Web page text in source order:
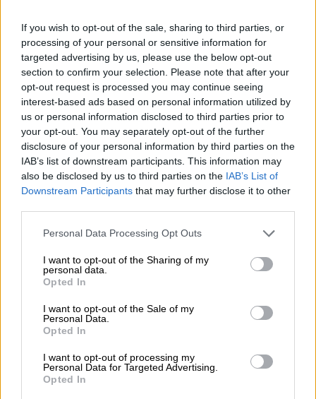
If you wish to opt-out of the sale, sharing to third parties, or
processing of your personal or sensitive information for
targeted advertising by us, please use the below opt-out
section to confirm your selection. Please note that after your
opt-out request is processed you may continue seeing
interest-based ads based on personal information utilized by
us or personal information disclosed to third parties prior to
your opt-out. You may separately opt-out of the further
disclosure of your personal information by third parties on the
IAB’s list of downstream participants. This information may
also be disclosed by us to third parties on the IAB’s List of
Downstream Participants that may further disclose it to other
Please note that this website/app uses one or more Google
not limited to your visit or usage behaviour. You may click to
grant or deny consent to Google and its third-party tags to
use your data for below specified purposes in below Google
consent section.
Personal Data Processing Opt Outs
I want to opt-out of the Sharing of my
personal data.
Opted In
I want to opt-out of the Sale of my
Personal Data.
Opted In
I want to opt-out of processing my
Personal Data for Targeted Advertising.
Opted In
Ο Γιώργος Κύρτσος «καρφώνει»
κυβέρνηση για την πανδημία: Η πολιτική
που εφαρμόζεται δεν ανταποκρίνεται
στις ανάγκες
Δεν υπάρχει χρόνος για χάσιμο, τονίζει ο
ευρωβουλευτής της ΝΔ μετά την
ανακοίνωση των 80 νεκρών μέσα σε ένα
24ωρο